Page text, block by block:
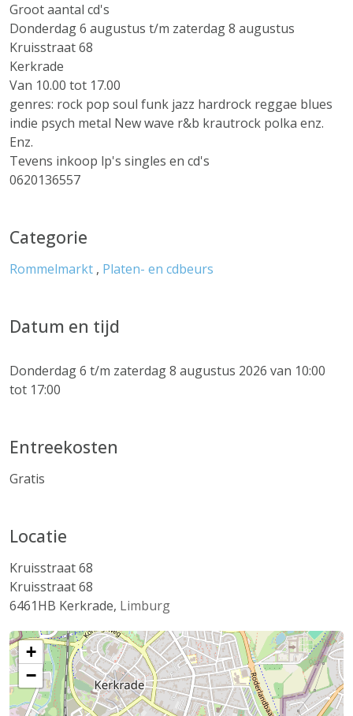
Groot aantal cd's
Donderdag 6 augustus t/m zaterdag 8 augustus
Kruisstraat 68
Kerkrade
Van 10.00 tot 17.00
genres: rock pop soul funk jazz hardrock reggae blues
indie psych metal New wave r&b krautrock polka enz.
Enz.
Tevens inkoop lp's singles en cd's
0620136557
Categorie
Rommelmarkt , Platen- en cdbeurs
Datum en tijd
Donderdag 6 t/m zaterdag 8 augustus 2026 van 10:00
tot 17:00
Entreekosten
Gratis
Locatie
Kruisstraat 68
Kruisstraat 68
6461HB Kerkrade, Limburg
+
−